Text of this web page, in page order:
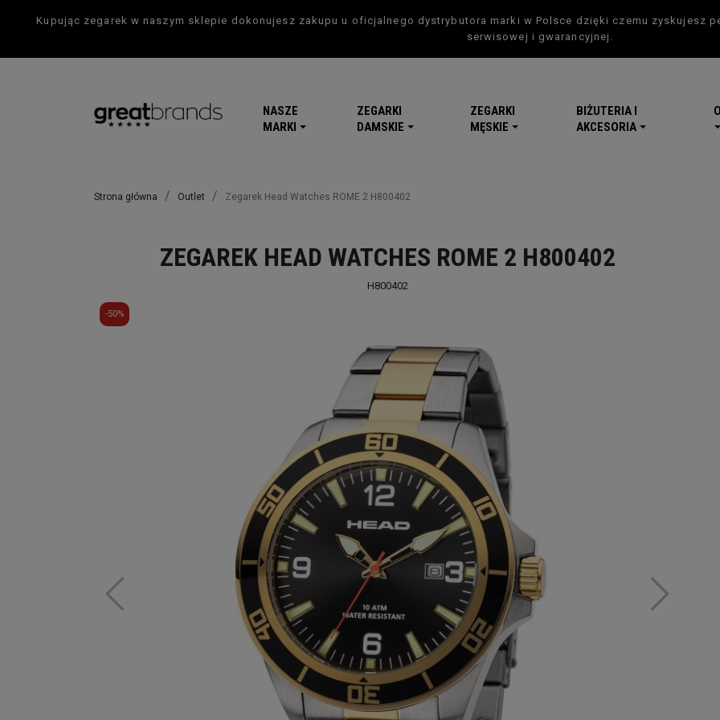
Kupując zegarek w naszym sklepie dokonujesz zakupu u oficjalnego dystrybutora marki w Polsce dzięki czemu zyskujesz
serwisowej i gwarancyjnej.
NASZE
MARKI
ZEGARKI
DAMSKIE
ZEGARKI
MĘSKIE
BIŻUTERIA I
AKCESORIA
Strona główna Outlet Zegarek Head Watches ROME 2 H800402
ZEGAREK HEAD WATCHES ROME 2 H800402
H800402
-50%